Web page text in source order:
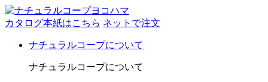
カタログ本紙はこちら ネットで注文
ナチュラルコープについて
ナチュラルコープについて